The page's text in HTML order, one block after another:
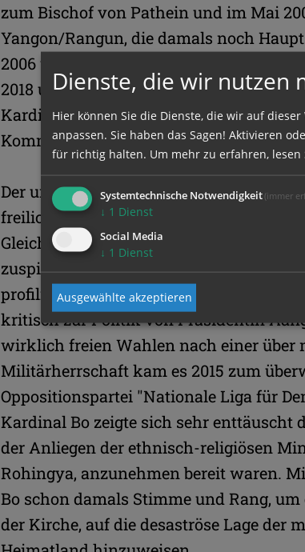
zum Bischof von Pathein und im Mai
Yangon/Rangun, die damals noch
2006 und ist seit 2020 Präsident der
2018 und 2024 führte er die Föderation
Kardinal ist u.a. Mitglied der
Kommunikation.
Der unerschrockene Einsatz für
freilich nicht auf Christen oder
Gleich nach seiner
zuspitzende Rohingya-
profiliertesten Kritikern des
kritisch zur Politik von Präsidentin
wirklich freien Wahlen nach einer über
Militärherrschaft kam es 2015 zum
Oppositionspartei "Nationale Liga für
Kardinal Bo zeigte sich sehr enttäuscht
der Anliegen der ethnisch-religiösen
Rohingya, anzunehmen bereit waren.
Bo schon damals Stimme und Rang,
der Kirche, auf die desaströse Lage
Dienste, die wir nutzen
Hier können Sie die Dienste, die wir auf
anpassen. Sie haben das Sagen! Aktivieren
für richtig halten. Um mehr zu erfahren,
Systemtechnische Notwendigkeit (immer
↓ 1 Dienst
Social Media
↓ 1 Dienst
Ausgewählte akzeptieren